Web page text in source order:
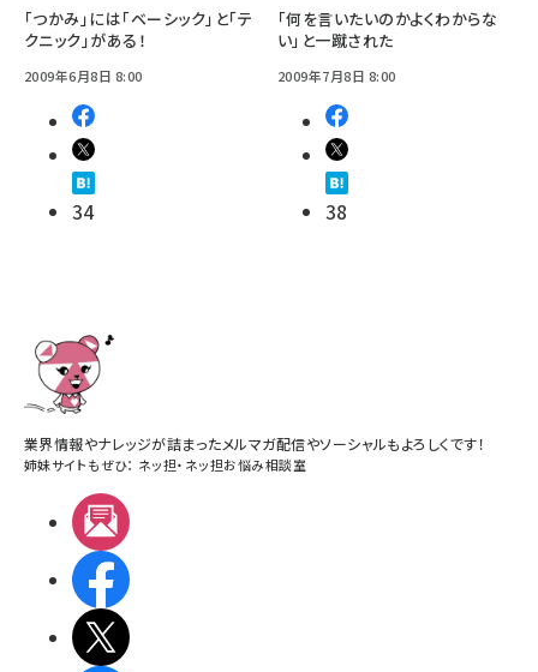
「つかみ」には「ベーシック」と「テ
クニック」がある！
2009年6月8日 8:00
34
「何を言いたいのかよくわからな
い」と一蹴された
2009年7月8日 8:00
38
業界情報やナレッジが詰まったメルマガ配信やソーシャルもよろしくです！
姉妹サイトもぜひ： ネッ担・ ネッ担お悩み相談室